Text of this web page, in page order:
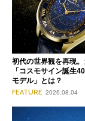
初代の世界観を再現
「コスモサイン誕生
モデル」とは？
FEATURE 2026.08.04